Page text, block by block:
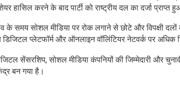
हासिल करने के बाद पार्टी को राष्ट्रीय दल का दर्जा प्राप्त
के समय सोशल मीडिया पर रोक लगाने से छोटे और विपक्षी
प्लेटफॉर्म और ऑनलाइन वॉलिंटियर नेटवर्क पर अधिक
सेंसरशिप, सोशल मीडिया कंपनियों की जिम्मेदारी और
बन गया है।